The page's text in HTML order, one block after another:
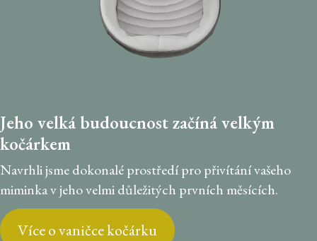
Jeho velká budoucnost začíná velkým
kočárkem
Navrhli jsme dokonalé prostředí pro přivítání vašeho
miminka v jeho velmi důležitých prvních měsících.
Více o vaničce kočárku